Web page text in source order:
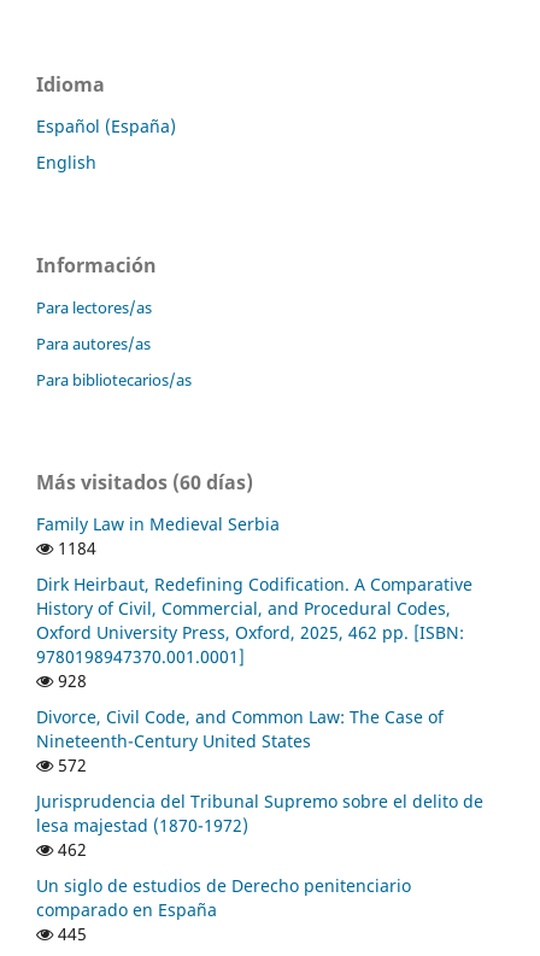
Idioma
Español (España)
English
Información
Para lectores/as
Para autores/as
Para bibliotecarios/as
Más visitados (60 días)
Family Law in Medieval Serbia
1184
Dirk Heirbaut, Redefining Codification. A Comparative
History of Civil, Commercial, and Procedural Codes,
Oxford University Press, Oxford, 2025, 462 pp. [ISBN:
9780198947370.001.0001]
928
Divorce, Civil Code, and Common Law: The Case of
Nineteenth-Century United States
572
Jurisprudencia del Tribunal Supremo sobre el delito de
lesa majestad (1870-1972)
462
Un siglo de estudios de Derecho penitenciario
comparado en España
445